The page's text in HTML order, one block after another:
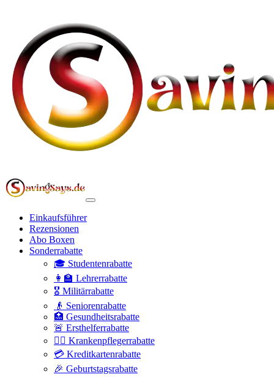
Einkaufsführer
Rezensionen
Abo Boxen
Sonderrabatte
🎓 Studentenrabatte
👩‍🏫 Lehrerrabatte
🎖️ Militärrabatte
👴 Seniorenrabatte
🏥 Gesundheitsrabatte
🚨 Ersthelferrabatte
👩‍⚕️ Krankenpflegerrabatte
💳 Kreditkartenrabatte
🎉 Geburtstagsrabatte